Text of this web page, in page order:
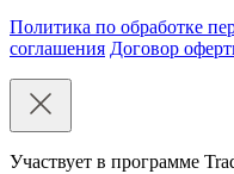
Политика по обработке
соглашения Договор
Участвует в программе